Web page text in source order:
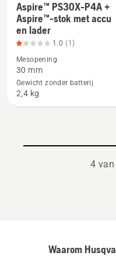
Bekijk
meer
details
over
Aspire™
PS30X-
P4A
met
Aspire™ PS30X-P4A +
Aspire™-stok met accu
en lader
1.0 (1)
Mesopening
30 mm
Gewicht zonder batterij
2,4 kg
4 van
Waarom